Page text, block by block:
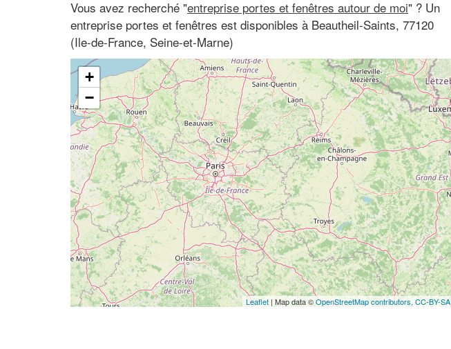
Vous avez recherché "entreprise portes et fenêtres autour de moi" ? Un
entreprise portes et fenêtres est disponibles à Beautheil-Saints, 77120
(Ile-de-France, Seine-et-Marne)
+
−
Leaflet | Map data ©OpenStreetMap contributors, CC-BY-SA